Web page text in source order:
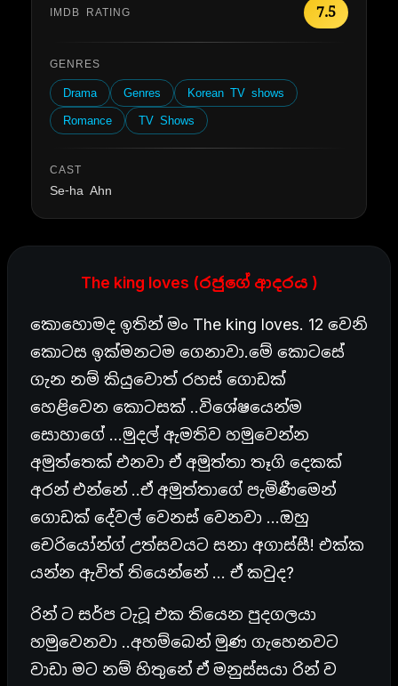
IMDB RATING 7.5
GENRES
Drama Genres
Korean TV shows
Romance
TV Shows
CAST
Se-ha Ahn
The king loves (රජුගේ ආදරය )
කොහොමද ඉතින් මං The king loves. 12 වෙනි
කොටස ඉක්මනටම ගෙනාවා.මේ කොටසේ
ගැන නම් කියුවොත් රහස් ගොඩක්
හෙළිවෙන කොටසක් ..විශේෂයෙන්ම
සොහාගේ …මුදල් ඇමතිව හමුවෙන්න
අමුත්තෙක් එනවා ඒ අමුත්තා තෑගි දෙකක්
අරන් එන්නේ ..ඒ අමුත්තාගේ පැමිණීමෙන්
ගොඩක් දේවල් වෙනස් වෙනවා …ඔහු
චෙරියෝන්ග් උත්සවයට සනා අගාස්සී! එක්ක
යන්න ඇවිත් තියෙන්නේ … ඒ කවුද?
රින් ට සර්ප ටැටූ එක තියෙන පුදගලයා
හමුවෙනවා ..අහම්බෙන් මුණ ගැහෙනවට
වාඩා මට නම් හිතුනේ ඒ මනුස්සයා රින් ව